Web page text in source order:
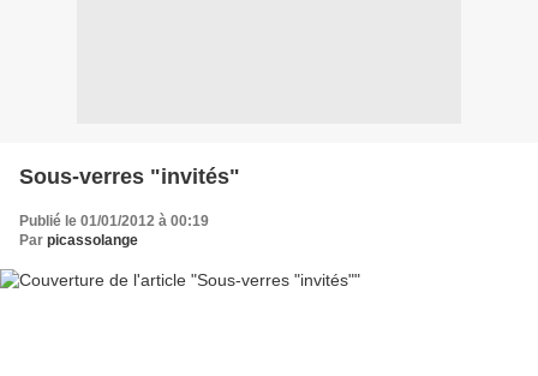
Sous-verres "invités"
Publié le 01/01/2012 à 00:19
Par picassolange